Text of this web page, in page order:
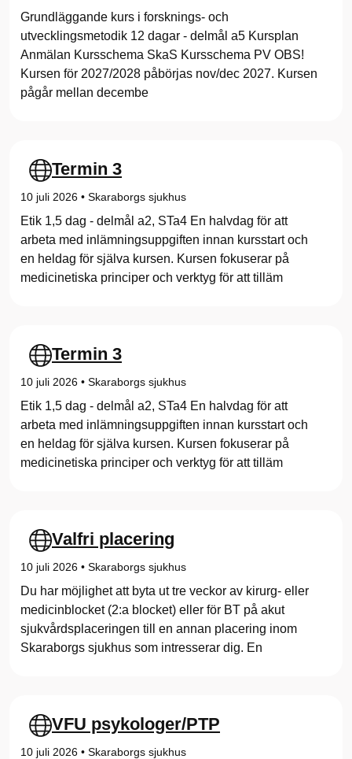
Grundläggande kurs i forsknings- och
utvecklingsmetodik 12 dagar - delmål a5 Kursplan
Anmälan Kursschema SkaS Kursschema PV OBS!
Kursen för 2027/2028 påbörjas nov/dec 2027. Kursen
pågår mellan decembe
Termin 3
10 juli 2026 • Skaraborgs sjukhus
Etik 1,5 dag - delmål a2, STa4 En halvdag för att
arbeta med inlämningsuppgiften innan kursstart och
en heldag för själva kursen. Kursen fokuserar på
medicinetiska principer och verktyg för att tilläm
Termin 3
10 juli 2026 • Skaraborgs sjukhus
Etik 1,5 dag - delmål a2, STa4 En halvdag för att
arbeta med inlämningsuppgiften innan kursstart och
en heldag för själva kursen. Kursen fokuserar på
medicinetiska principer och verktyg för att tilläm
Valfri placering
10 juli 2026 • Skaraborgs sjukhus
Du har möjlighet att byta ut tre veckor av kirurg- eller
medicinblocket (2:a blocket) eller för BT på akut
sjukvårdsplaceringen till en annan placering inom
Skaraborgs sjukhus som intresserar dig. En
VFU psykologer/PTP
10 juli 2026 • Skaraborgs sjukhus